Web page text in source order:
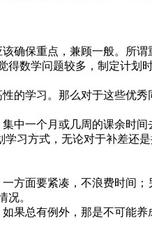
确保重点，兼顾一般。所谓
得数学问题较多，制定计划
的学习。那么对于这些优秀
中一个月或几周的课余时间
习方式，无论对于补差还
方面要紧凑，不浪费时间；
况。
果总有例外，那是不可能养